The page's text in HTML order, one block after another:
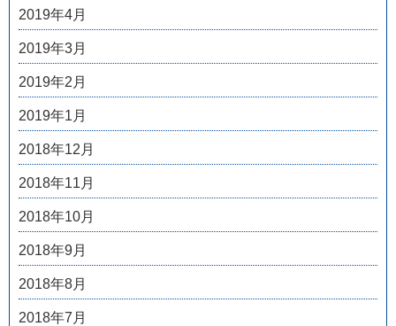
2019年4月
2019年3月
2019年2月
2019年1月
2018年12月
2018年11月
2018年10月
2018年9月
2018年8月
2018年7月